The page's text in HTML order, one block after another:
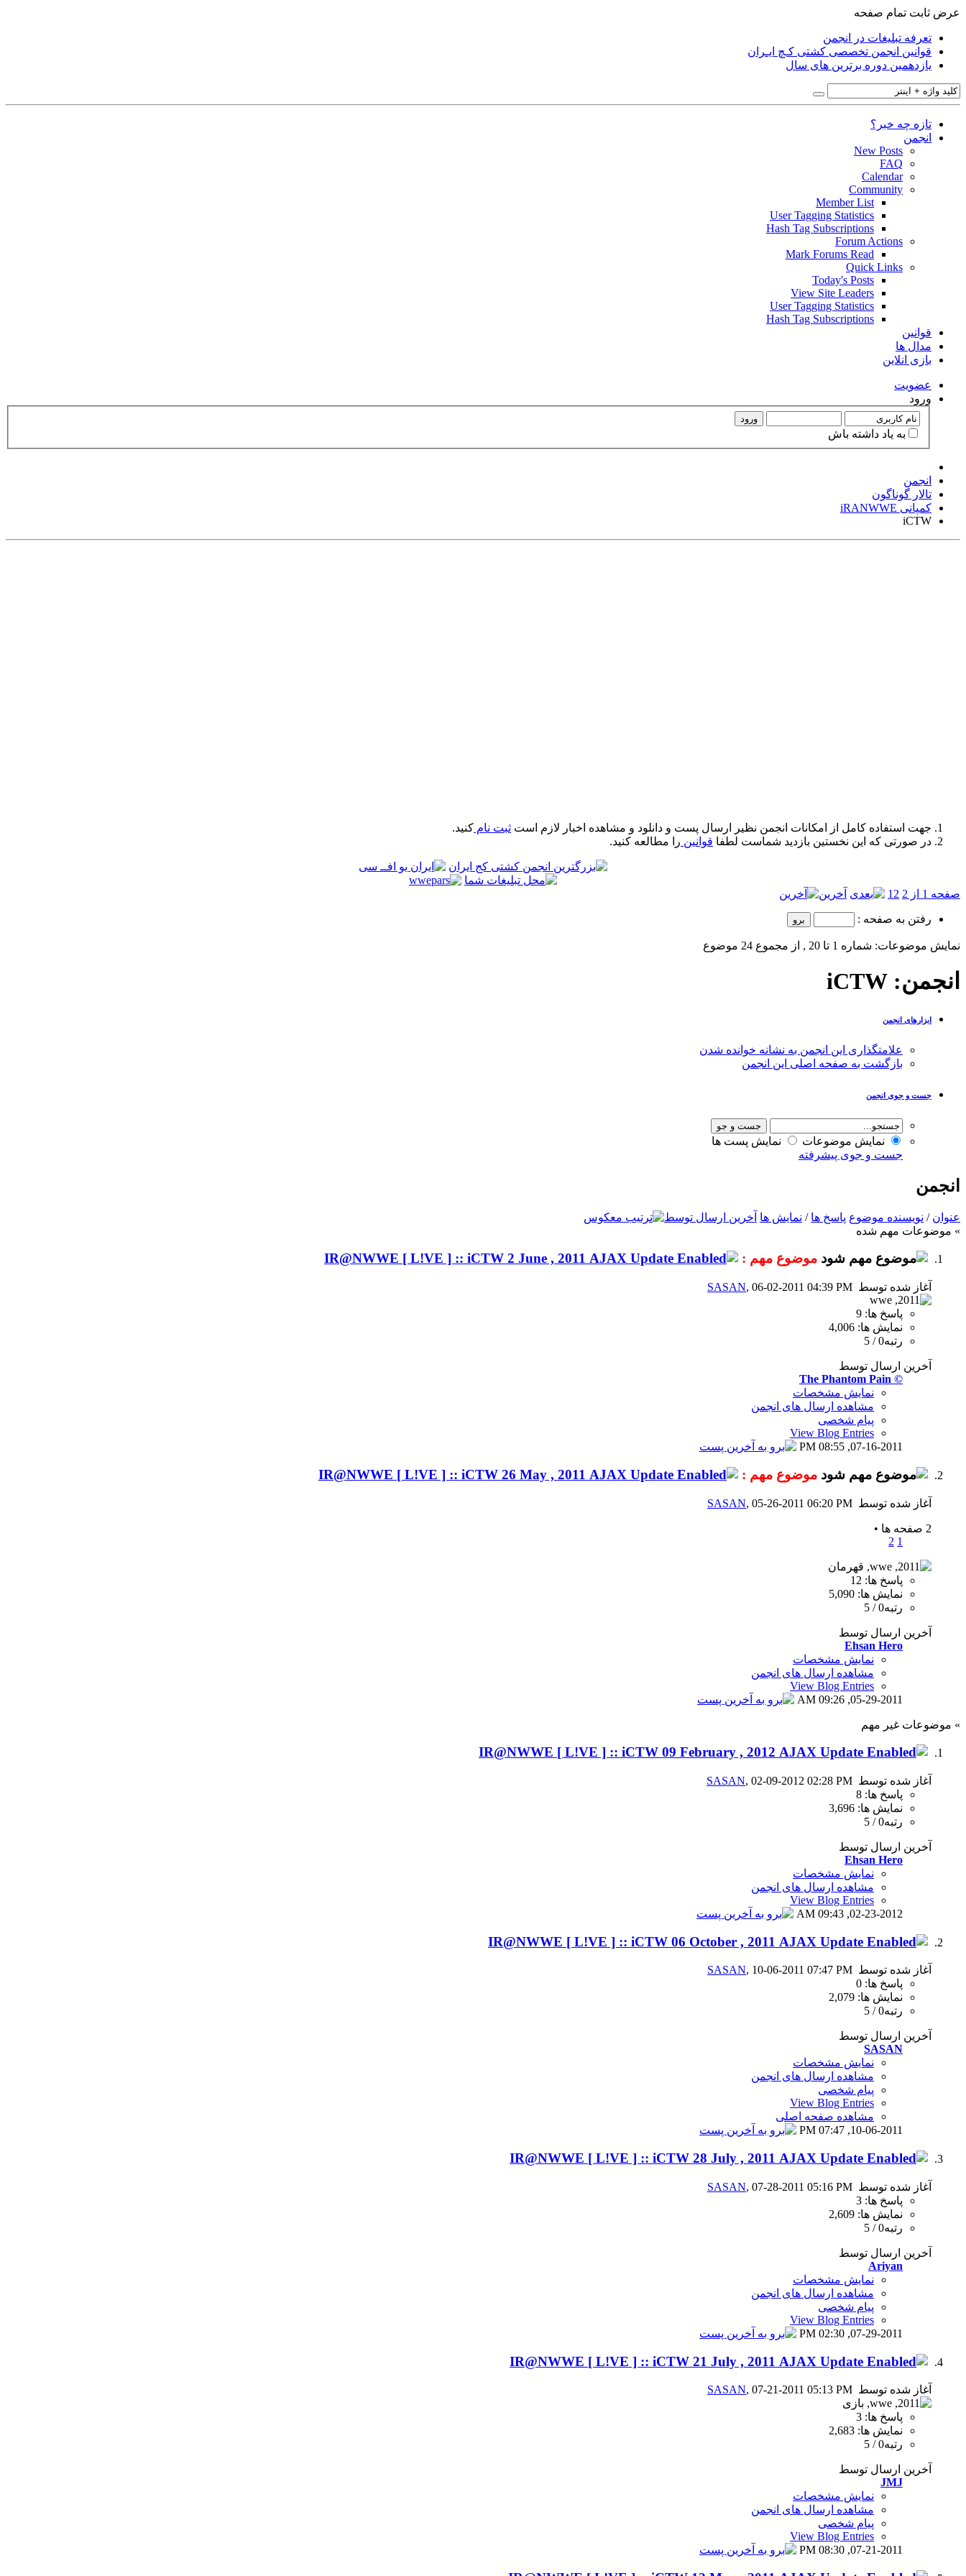
عرض ثابت تمام صفحه
تعرفه تبلیغات در انجمن
قوانین انجمن تخصصی کشتی کـچ ایـران
یازدهمین دوره برترین های سال
تازه چه خبر؟
انجمن
New Posts
FAQ
Calendar
Community
Member List
User Tagging Statistics
Hash Tag Subscriptions
Forum Actions
Mark Forums Read
Quick Links
Today's Posts
View Site Leaders
User Tagging Statistics
Hash Tag Subscriptions
قوانین
مدال ها
بازی انلاین
عضويت
ورود
ورود
به ياد داشته باش
انجمن
تالار گوناگون
کمپانی iRANWWE
iCTW
جهت استفاده کامل از امکانات انجمن نظیر ارسال پست و دانلود و مشاهده اخبار لازم است ثبت نام کنید.
در صورتی که این نخستین بازدید شماست لطفا قوانین را مطالعه کنید.
صفحه 1 از 2 1 2 آخرین
رفتن به صفحه :
نمایش موضوعات: شماره 1 تا 20 , از مجموع ‍24 موضوع
انجمن: iCTW
ابزارهای انجمن
علامتگذاری این انجمن به نشانه خوانده شدن
بازگشت به صفحه اصلی این انجمن
جست و جوی انجمن
نمایش موضوعات
نمایش پست ها
جست و جوی پیشرفته
انجمن
عنوان / نویسنده موضوع پاسخ ها / نمایش ها آخرین ارسال توسط
» موضوعات مهم شده
موضوع مهم :
آغاز شده توسط SASAN, 06-02-2011 04:39 PM
پاسخ ها: 9
نمایش ها: 4,006
رتبه0 / 5
آخرین ارسال توسط
© The Phantom Pain
نمایش مشخصات
مشاهده ارسال های انجمن
پیام شخصی
View Blog Entries
07-16-2011,
08:55 PM
موضوع مهم :
آغاز شده توسط SASAN, 05-26-2011 06:20 PM
2 صفحه ها
•
1
2
پاسخ ها: 12
نمایش ها: 5,090
رتبه0 / 5
آخرین ارسال توسط
Ehsan Hero
نمایش مشخصات
مشاهده ارسال های انجمن
View Blog Entries
05-29-2011,
09:26 AM
» موضوعات غیر مهم
آغاز شده توسط SASAN, 02-09-2012 02:28 PM
پاسخ ها: 8
نمایش ها: 3,696
رتبه0 / 5
آخرین ارسال توسط
Ehsan Hero
نمایش مشخصات
مشاهده ارسال های انجمن
View Blog Entries
02-23-2012,
09:43 AM
آغاز شده توسط SASAN, 10-06-2011 07:47 PM
پاسخ ها: 0
نمایش ها: 2,079
رتبه0 / 5
آخرین ارسال توسط
SASAN
نمایش مشخصات
مشاهده ارسال های انجمن
پیام شخصی
View Blog Entries
مشاهده صفحه اصلی
10-06-2011,
07:47 PM
آغاز شده توسط SASAN, 07-28-2011 05:16 PM
پاسخ ها: 3
نمایش ها: 2,609
رتبه0 / 5
آخرین ارسال توسط
Ariyan
نمایش مشخصات
مشاهده ارسال های انجمن
پیام شخصی
View Blog Entries
07-29-2011,
02:30 PM
آغاز شده توسط SASAN, 07-21-2011 05:13 PM
پاسخ ها: 3
نمایش ها: 2,683
رتبه0 / 5
آخرین ارسال توسط
JMJ
نمایش مشخصات
مشاهده ارسال های انجمن
پیام شخصی
View Blog Entries
07-21-2011,
08:30 PM